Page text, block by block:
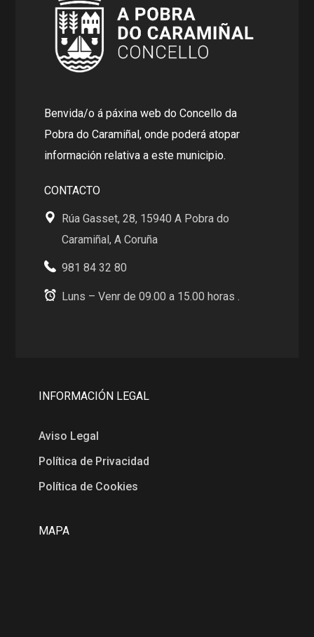
Benvida/o á páxina web do Concello da
Pobra do Caramiñal, onde poderá atopar
información relativa a este municipio.
CONTACTO
Rúa Gasset, 28, 15940 A Pobra do
Caramiñal, A Coruña
981 84 32 80
Luns – Venr de 09.00 a 15.00 horas .
INFORMACIÓN LEGAL
Aviso Legal
Política de Privacidad
Política de Cookies
MAPA